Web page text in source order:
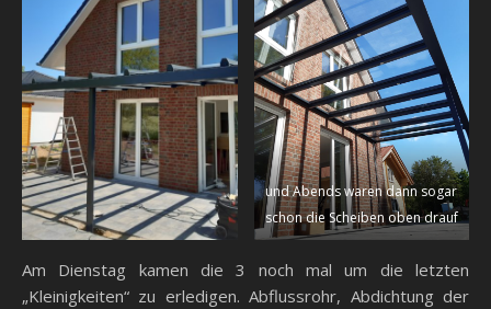
und Abends waren dann sogar
schon die Scheiben oben drauf
Am Dienstag kamen die 3 noch mal um die letzten
„Kleinigkeiten“ zu erledigen. Abflussrohr, Abdichtung der